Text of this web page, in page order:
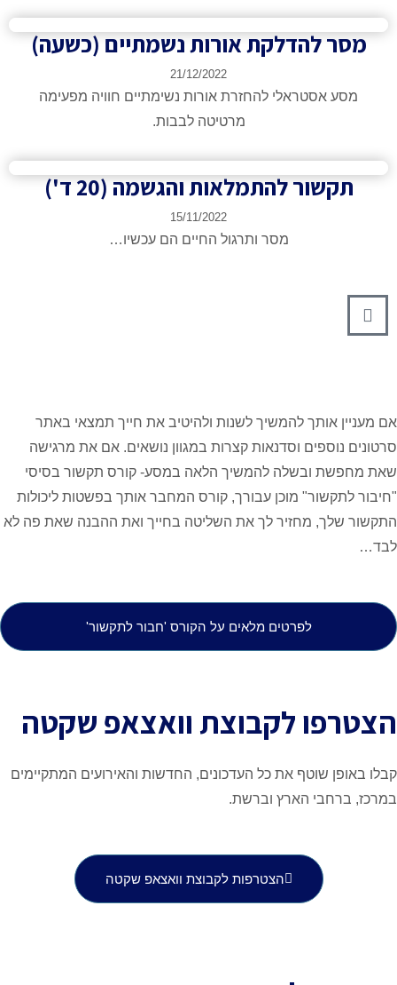
להדלקת אורות נשמתיים (כשעה)​
אסטראלי להחזרת אורות נשימתיים חוויה מפעימה
מרטיטה לבבות.
להתמלאות והגשמה (20 ד')​
מסר ותרגול החיים הם עכשיו…
אותך להמשיך לשנות ולהיטיב את חייך תמצאי באתר
וסדנאות קצרות במגוון נושאים. אם את מרגישה
ובשלה להמשיך הלאה במסע- קורס תקשור בסיסי
מוכן עבורך, קורס המחבר אותך בפשטות ליכולות
מחזיר לך את השליטה בחייך ואת ההבנה שאת פה לא
לפרטים מלאים על הקורס 'חבור לתקשור'
לקבוצת וואצאפ שקטה
שוטף את כל העדכונים, החדשות והאירועים המתקיימים
הארץ וברשת.
הצטרפות לקבוצת וואצאפ שקטה